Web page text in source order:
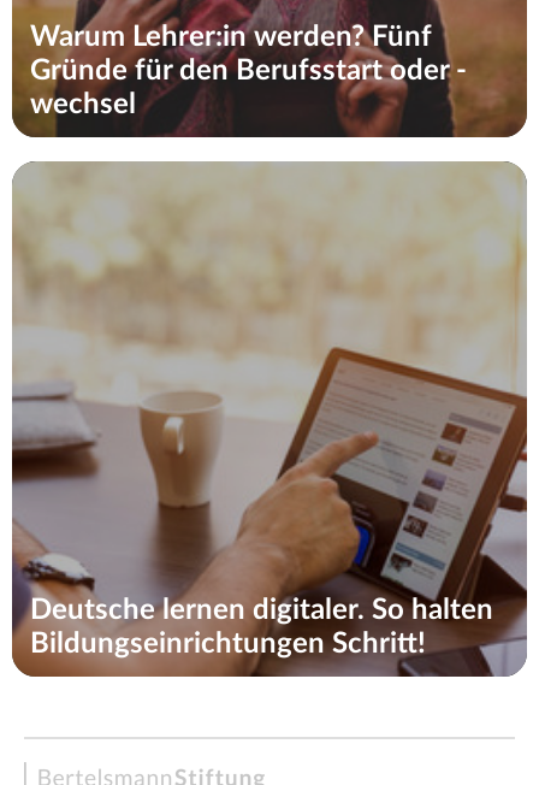
Warum Lehrer:in werden? Fünf
Gründe für den Berufsstart oder -
wechsel
Deutsche lernen digitaler. So halten
Bildungseinrichtungen Schritt!
Bertelsmann